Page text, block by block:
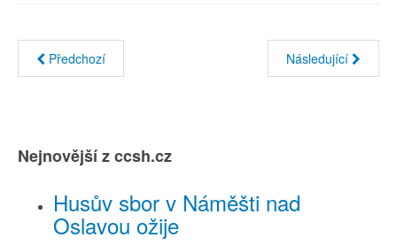
Předchozí Následující
Nejnovější z ccsh.cz
Husův sbor v Náměšti nad
Oslavou ožije